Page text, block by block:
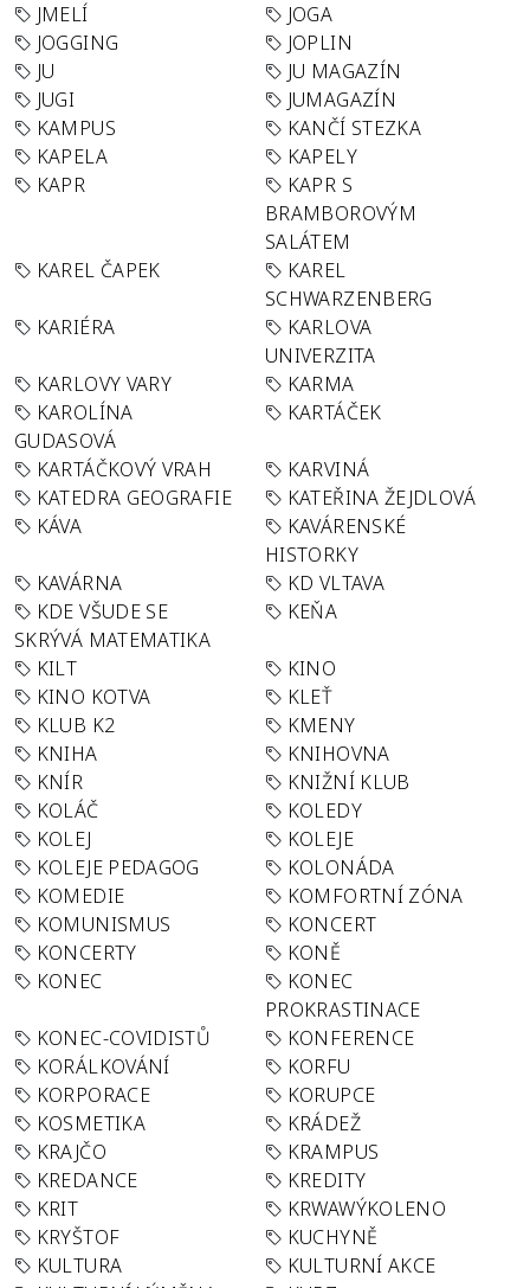
JMELÍ
JOGA
JOGGING
JOPLIN
JU
JU MAGAZÍN
JUGI
JUMAGAZÍN
KAMPUS
KANČÍ STEZKA
KAPELA
KAPELY
KAPR
KAPR S
BRAMBOROVÝM
SALÁTEM
KAREL ČAPEK
KAREL
SCHWARZENBERG
KARIÉRA
KARLOVA
UNIVERZITA
KARLOVY VARY
KARMA
KAROLÍNA
GUDASOVÁ
KARTÁČEK
KARTÁČKOVÝ VRAH
KARVINÁ
KATEDRA GEOGRAFIE
KATEŘINA ŽEJDLOVÁ
KÁVA
KAVÁRENSKÉ
HISTORKY
KAVÁRNA
KD VLTAVA
KDE VŠUDE SE
SKRÝVÁ MATEMATIKA
KEŇA
KILT
KINO
KINO KOTVA
KLEŤ
KLUB K2
KMENY
KNIHA
KNIHOVNA
KNÍR
KNIŽNÍ KLUB
KOLÁČ
KOLEDY
KOLEJ
KOLEJE
KOLEJE PEDAGOG
KOLONÁDA
KOMEDIE
KOMFORTNÍ ZÓNA
KOMUNISMUS
KONCERT
KONCERTY
KONĚ
KONEC
KONEC
PROKRASTINACE
KONEC-COVIDISTŮ
KONFERENCE
KORÁLKOVÁNÍ
KORFU
KORPORACE
KORUPCE
KOSMETIKA
KRÁDEŽ
KRAJČO
KRAMPUS
KREDANCE
KREDITY
KRIT
KRWAWÝKOLENO
KRYŠTOF
KUCHYNĚ
KULTURA
KULTURNÍ AKCE